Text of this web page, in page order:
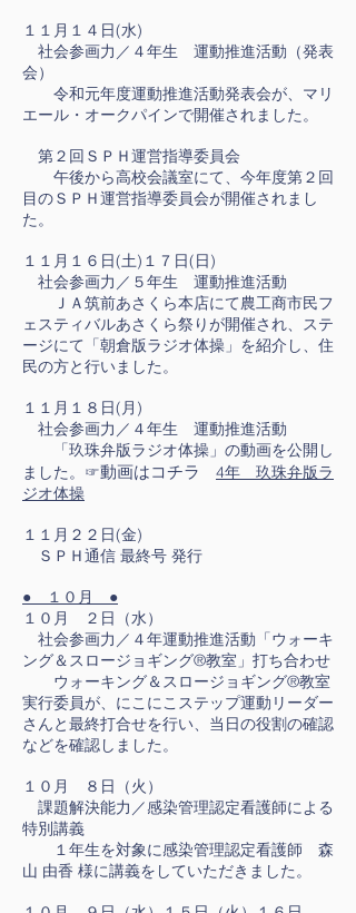
１１月１４日(水)
社会参画力／４年生 運動推進活動（発表
会）
令和元年度運動推進活動発表会が、マリ
エール・オークパインで開催されました。
第２回ＳＰＨ運営指導委員会
午後から高校会議室にて、今年度第２回
目のＳＰＨ運営指導委員会が開催されまし
た。
１１月１６日(土)１７日(日)
社会参画力／５年生 運動推進活動
ＪＡ筑前あさくら本店にて農工商市民フ
ェスティバルあさくら祭りが開催され、ステ
ージにて「朝倉版ラジオ体操」を紹介し、住
民の方と行いました。
１１月１８日(月)
社会参画力／４年生 運動推進活動
「玖珠弁版ラジオ体操」の動画を公開し
ました。☞動画はコチラ 4年 玖珠弁版ラ
ジオ体操
１１月２２日(金)
ＳＰＨ通信 最終号 発行
● １０月 ●
１０月 ２日（水）
社会参画力／４年運動推進活動「ウォーキ
ング＆スロージョギング®教室」打ち合わせ
ウォーキング＆スロージョギング®教室
実行委員が、にこにこステップ運動リーダー
さんと最終打合せを行い、当日の役割の確認
などを確認しました。
１０月 ８日（火）
課題解決能力／感染管理認定看護師による
特別講義
１年生を対象に感染管理認定看護師 森
山 由香 様に講義をしていただきました。